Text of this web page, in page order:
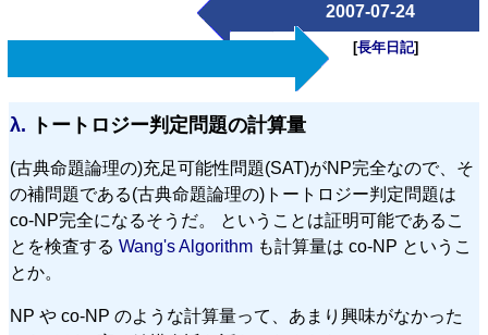
2007-07-24
[長年日記]
λ. トートロジー判定問題の計算量
(古典命題論理の)充足可能性問題(SAT)がNP完全なので、そ
の補問題である(古典命題論理の)トートロジー判定問題は
co-NP完全になるそうだ。 ということは証明可能であるこ
とを検査する Wang's Algorithm も計算量は co-NP というこ
とか。
NP や co-NP のような計算量って、あまり興味がなかった